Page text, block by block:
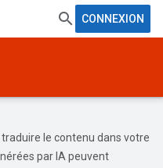
CONNEXION
le contenu dans votre
par IA peuvent